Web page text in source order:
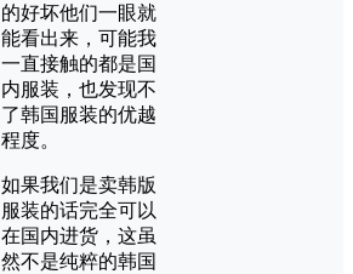
的好坏他们一眼就
能看出来，可能我
一直接触的都是国
内服装，也发现不
了韩国服装的优越
程度。
如果我们是卖韩版
服装的话完全可以
在国内进货，这虽
然不是纯粹的韩国